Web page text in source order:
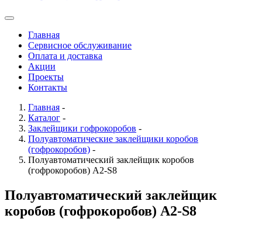
Главная
Сервисное обслуживание
Оплата и доставка
Акции
Проекты
Контакты
Главная -
Каталог -
Заклейщики гофрокоробов -
Полуавтоматические заклейщики коробов
(гофрокоробов) -
Полуавтоматический заклейщик коробов
(гофрокоробов) А2-S8
Полуавтоматический заклейщик
коробов (гофрокоробов) А2-S8